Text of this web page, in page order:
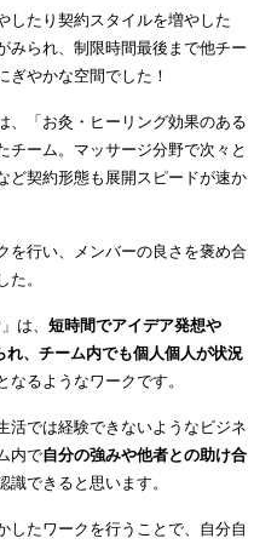
したり契約スタイルを増やした
みられ、制限時間最後まで他チー
ぎやかな空間でした！
、「お灸・ヒーリング効果のある
チーム。マッサージ分野で次々と
ど契約形態も展開スピードが速か
を行い、メンバーの良さを褒め合
。
は、 短時間でアイデア発想や
れ、チーム内でも個人個人が状況
なるようなワークです。
活では経験できないようなビジネ
内で自分の強みや他者との助け合
識できると思います。
したワークを行うことで、自分自